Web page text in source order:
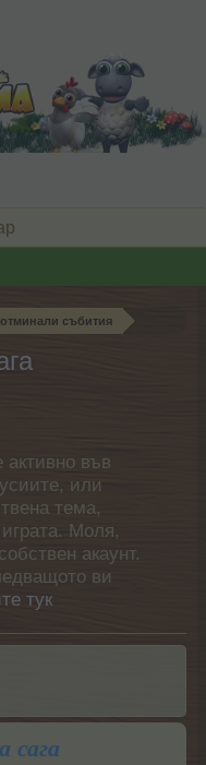
събития
активно във
или
тема,
Моля,
акаунт.
ви
тук
сага